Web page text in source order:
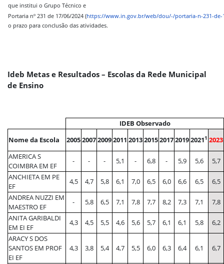
que institui o Grupo Técnico e
Portaria nº 231 de 17/06/2024 (https://www.in.gov.br/web/dou/-/portaria-n-231-de-
o prazo para conclusão das atividades.
Ideb Metas e Resultados – Escolas da Rede Municipal
de Ensino
IDEB Observado
Nome da Escola
2005200720092011 201320152017201920211 2023
AMERICA S
COIMBRA EM EF
- - - 5,1 - 6,8 - 5,9 5,6
5,7
ANCHIETA EM PE
EF
4,5 4,7 5,8 6,1 7,0 6,5 6,0 6,6 6,5
6,5
ANDREA NUZZI EM
MAESTRO EF
- 5,8 6,5 7,1 7,8 7,7 8,2 7,3 7,1
7,8
ANITA GARIBALDI
EM EI EF
4,3 4,5 5,5 4,6 5,6 5,7 6,1 6,1 5,8
6,2
ARACY S DOS
SANTOS EM PROF
EI EF
4,3 3,8 5,4 4,7 5,5 6,0 6,3 6,4 6,1 6,7